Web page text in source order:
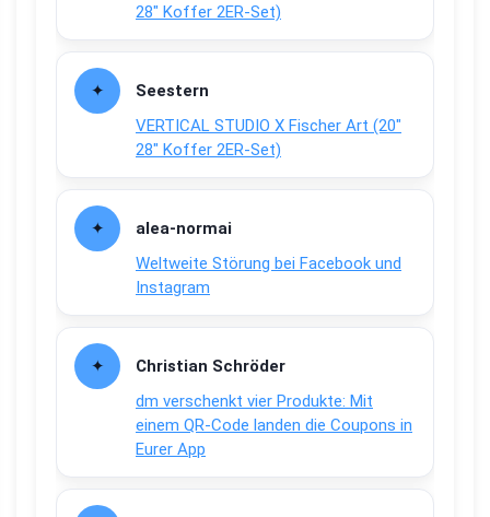
28″ Koffer 2ER-Set)
Seestern
VERTICAL STUDIO X Fischer Art (20″
28″ Koffer 2ER-Set)
alea-normai
Weltweite Störung bei Facebook und
Instagram
Christian Schröder
dm verschenkt vier Produkte: Mit
einem QR-Code landen die Coupons in
Eurer App